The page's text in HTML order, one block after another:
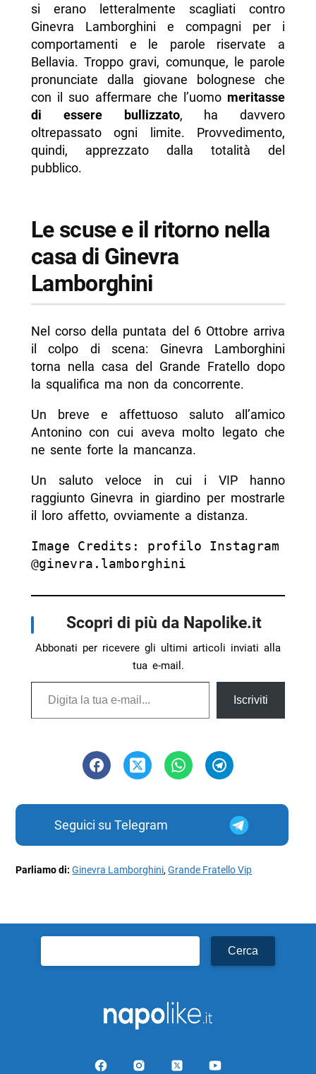
si erano letteralmente scagliati contro
Ginevra Lamborghini e compagni per i
comportamenti e le parole riservate a
Bellavia. Troppo gravi, comunque, le parole
pronunciate dalla giovane bolognese che
con il suo affermare che l’uomo meritasse
di essere bullizzato, ha davvero
oltrepassato ogni limite. Provvedimento,
quindi, apprezzato dalla totalità del
pubblico.
Le scuse e il ritorno nella
casa di Ginevra
Lamborghini
Nel corso della puntata del 6 Ottobre arriva
il colpo di scena: Ginevra Lamborghini
torna nella casa del Grande Fratello dopo
la squalifica ma non da concorrente.
Un breve e affettuoso saluto all’amico
Antonino con cui aveva molto legato che
ne sente forte la mancanza.
Un saluto veloce in cui i VIP hanno
raggiunto Ginevra in giardino per mostrarle
il loro affetto, ovviamente a distanza.
Image Credits: profilo Instagram
@ginevra.lamborghini
Scopri di più da Napolike.it
Abbonati per ricevere gli ultimi articoli inviati alla
tua e-mail.
Digita la tua e-mail...
Iscriviti
Seguici su Telegram
Parliamo di:Ginevra Lamborghini,Grande Fratello Vip
per: